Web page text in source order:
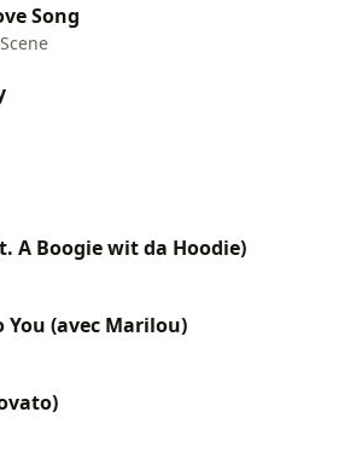
Song
A Boogie wit da Hoodie)
(avec Marilou)